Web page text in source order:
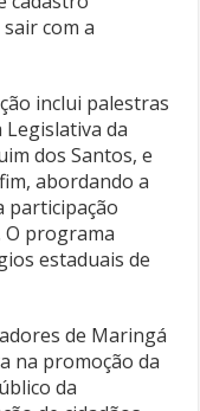
com a
inclui palestras
Legislativa da
dos Santos, e
abordando a
participação
programa
estaduais de
de Maringá
na promoção da
da